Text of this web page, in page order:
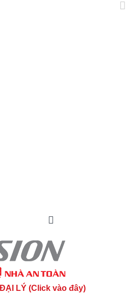
LÝ (Click vào đây)